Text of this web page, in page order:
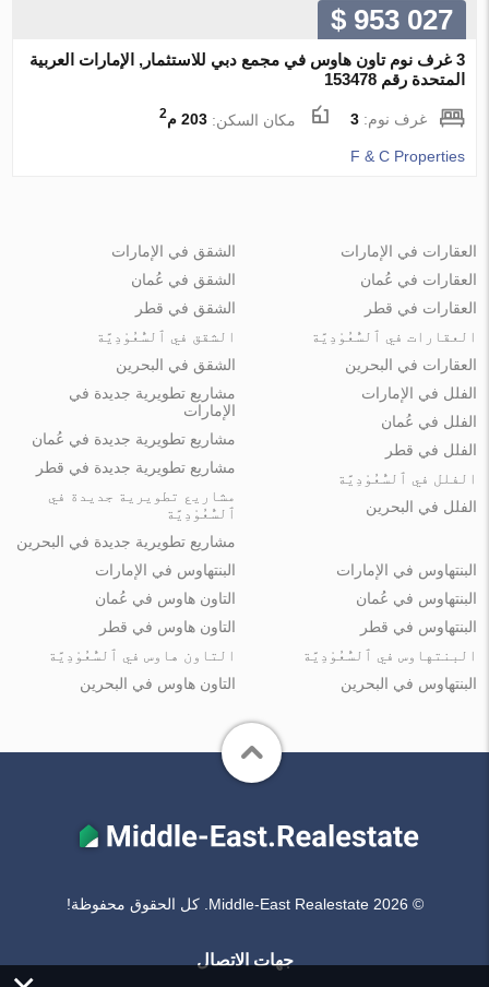
$ 953 027
3 غرف نوم تاون هاوس في مجمع دبي للاستثمار, الإمارات العربية
المتحدة رقم 153478
غرف نوم:3 مكان السكن:203 م 2
F & C Properties
العقارات في الإمارات
العقارات في عُمان
العقارات في قطر
العقارات في ٱلسُّعُوْدِيَّة
العقارات في البحرين
الشقق في الإمارات
الشقق في عُمان
الشقق في قطر
الشقق في ٱلسُّعُوْدِيَّة
الشقق في البحرين
الفلل في الإمارات
الفلل في عُمان
الفلل في قطر
الفلل في ٱلسُّعُوْدِيَّة
الفلل في البحرين
مشاريع تطويرية جديدة في
الإمارات
مشاريع تطويرية جديدة في عُمان
مشاريع تطويرية جديدة في قطر
مشاريع تطويرية جديدة في
ٱلسُّعُوْدِيَّة
مشاريع تطويرية جديدة في البحرين
البنتهاوس في الإمارات
البنتهاوس في عُمان
البنتهاوس في قطر
البنتهاوس في ٱلسُّعُوْدِيَّة
البنتهاوس في البحرين
البنتهاوس في الإمارات
التاون هاوس في عُمان
التاون هاوس في قطر
التاون هاوس في ٱلسُّعُوْدِيَّة
التاون هاوس في البحرين
© Middle-East Realestate 2026. كل الحقوق محفوظة!
جهات الاتصال